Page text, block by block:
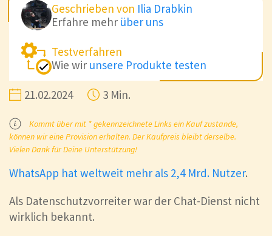
Geschrieben von Ilia Drabkin
Erfahre mehr über uns
Testverfahren
Wie wir unsere Produkte testen
21.02.2024 3 Min.
Kommt über mit * gekennzeichnete Links ein Kauf zustande,
können wir eine Provision erhalten. Der Kaufpreis bleibt derselbe.
Vielen Dank für Deine Unterstützung!
WhatsApp hat weltweit mehr als 2,4 Mrd. Nutzer.
Als Datenschutzvorreiter war der Chat-Dienst nicht
wirklich bekannt.